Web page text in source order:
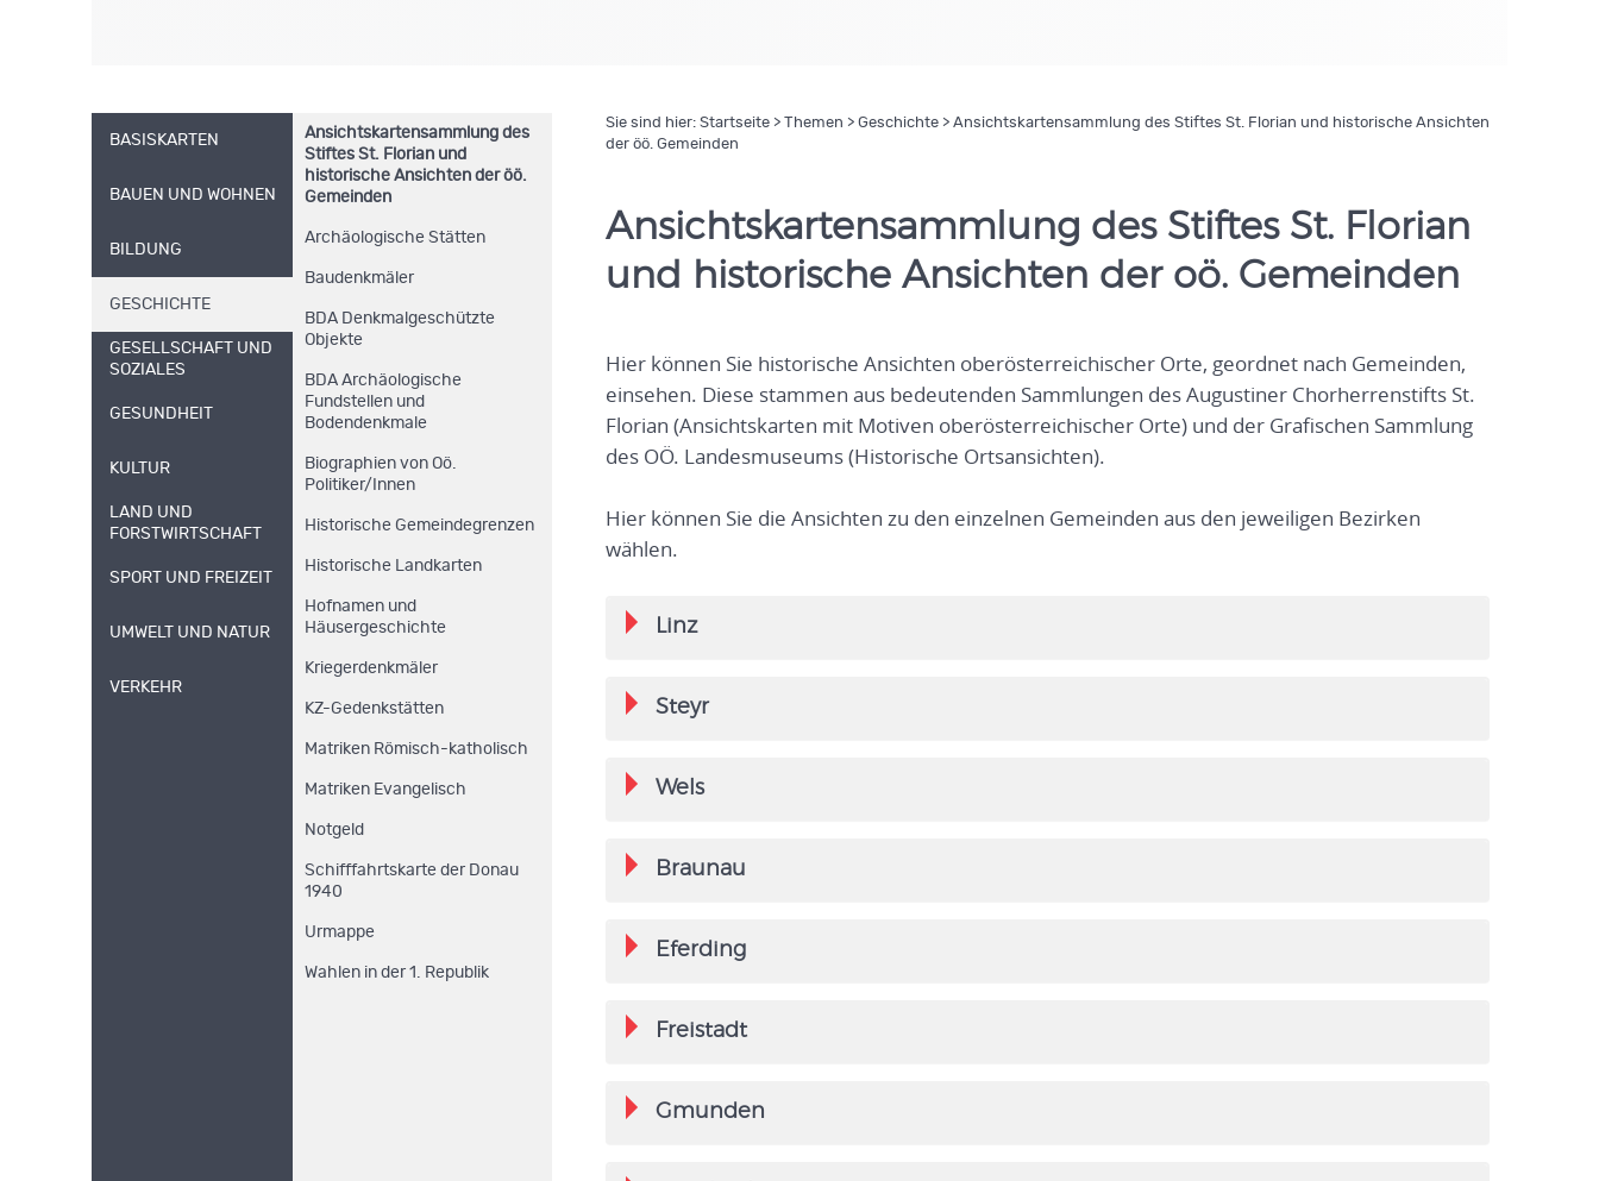
BASISKARTEN
BAUEN UND WOHNEN
BILDUNG
GESCHICHTE
Ansichtskartensammlung des
Stiftes St. Florian und
historische Ansichten der öö.
Gemeinden
Archäologische Stätten
Baudenkmäler
BDA Denkmalgeschützte
Objekte
BDA Archäologische
Fundstellen und
Bodendenkmale
Biographien von Oö.
Politiker/Innen
Historische Gemeindegrenzen
Historische Landkarten
Hofnamen und
Häusergeschichte
Kriegerdenkmäler
KZ-Gedenkstätten
Matriken Römisch-katholisch
Matriken Evangelisch
Notgeld
Schifffahrtskarte der Donau
1940
Urmappe
Wahlen in der 1. Republik
GESELLSCHAFT UND
SOZIALES
GESUNDHEIT
KULTUR
LAND UND
FORSTWIRTSCHAFT
SPORT UND FREIZEIT
UMWELT UND NATUR
VERKEHR
Sie sind hier: Startseite> Themen > Geschichte> Ansichtskartensammlung des Stiftes St. Florian und historische Ansichten
der öö. Gemeinden
Ansichtskartensammlung des Stiftes St. Florian
und historische Ansichten der oö. Gemeinden
Hier können Sie historische Ansichten oberösterreichischer Orte, geordnet nach Gemeinden,
einsehen. Diese stammen aus bedeutenden Sammlungen des Augustiner Chorherrenstifts St.
Florian (Ansichtskarten mit Motiven oberösterreichischer Orte) und der Grafischen Sammlung
des OÖ. Landesmuseums (Historische Ortsansichten).
Hier können Sie die Ansichten zu den einzelnen Gemeinden aus den jeweiligen Bezirken
wählen.
Linz
Steyr
Wels
Braunau
Eferding
Freistadt
Gmunden